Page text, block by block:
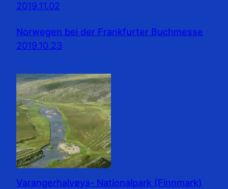
2019.11.02
Norwegen bei der Frankfurter Buchmesse
2019.10.23
Varangerhalvøya- Nationalpark (Finnmark)